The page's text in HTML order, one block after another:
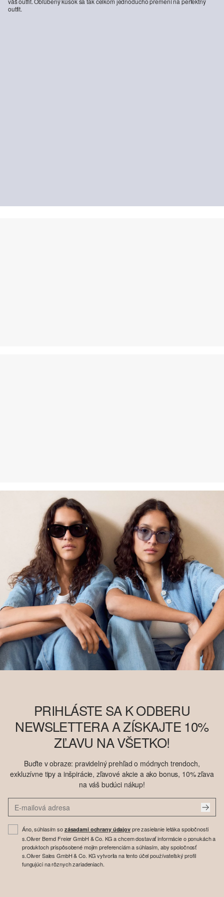
outfit.
PRIHLÁSTE SA K ODBERU
NEWSLETTERA A ZÍSKAJTE 10%
ZĽAVU NA VŠETKO!
Buďte v obraze: pravidelný prehľad o módnych trendoch,
exkluzívne tipy a inšpirácie, zľavové akcie a ako bonus, 10% zľava
na váš budúci nákup!
Áno, súhlasím so zásadami ochrany údajovpre zasielanie letáka spoločnosti
s.Oliver Bernd Freier GmbH & Co. KG a chcem dostavať informácie o ponukách a
produktoch prispôsobené mojim preferenciám a súhlasím, aby spoločnosť
s.Oliver Sales GmbH & Co. KG vytvorila na tento účel používateľský profil
fungujúci na rôznych zariadeniach.